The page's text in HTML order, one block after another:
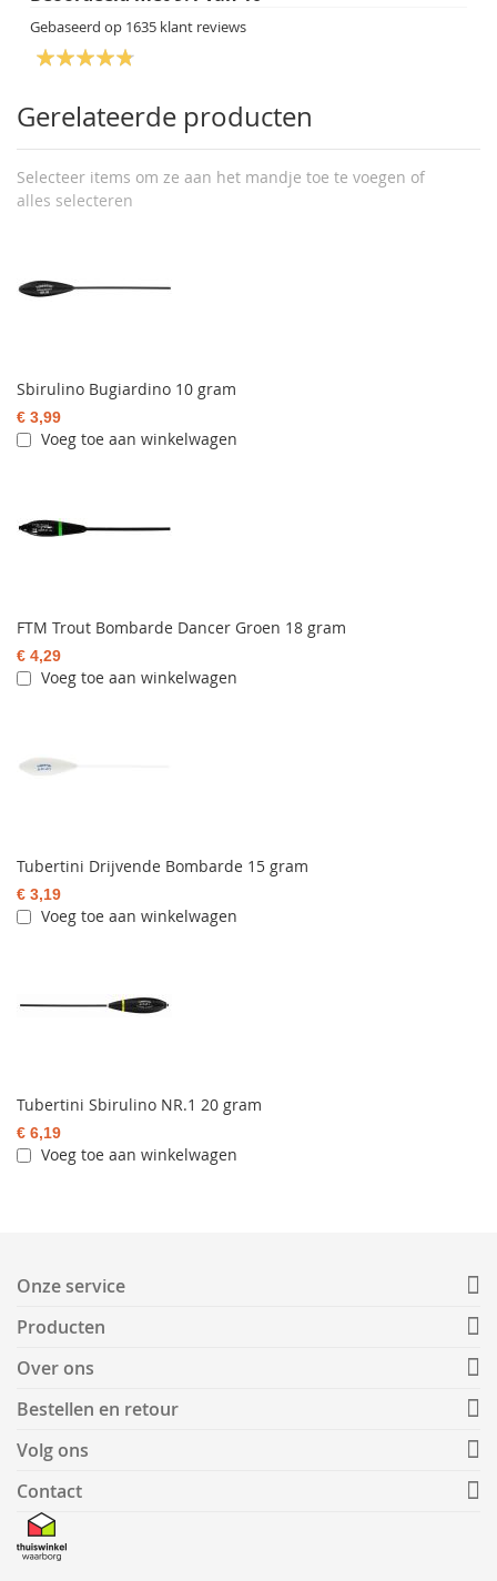
Gebaseerd op 1635 klant reviews
Gerelateerde producten
Selecteer items om ze aan het mandje toe te voegen of
alles selecteren
Sbirulino Bugiardino 10 gram
€ 3,99
Voeg toe aan winkelwagen
FTM Trout Bombarde Dancer Groen 18 gram
€ 4,29
Voeg toe aan winkelwagen
Tubertini Drijvende Bombarde 15 gram
€ 3,19
Voeg toe aan winkelwagen
Tubertini Sbirulino NR.1 20 gram
€ 6,19
Voeg toe aan winkelwagen
Onze service
Producten
Over ons
Bestellen en retour
Volg ons
Contact